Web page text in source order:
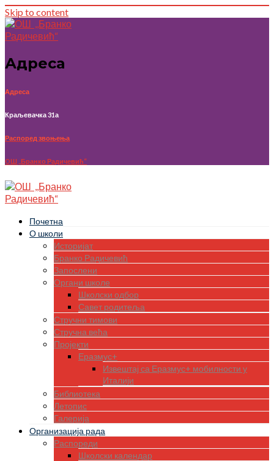
Skip to content
Адреса
Адреса
Краљевачка 31а
Распоред звоњења
OШ ,,Бранко Радичевић“
Почетна
О школи
Историјат
Бранко Радичевић
Запослени
Органи школе
Школски одбор
Савет родитеља
Стручни тимови
Стручна већа
Пројекти
Еразмус+
Извештај са Еразмус+ мобилности у
Италији
Библиотека
Летопис
Галерија
Организација рада
Распореди
Школски календар